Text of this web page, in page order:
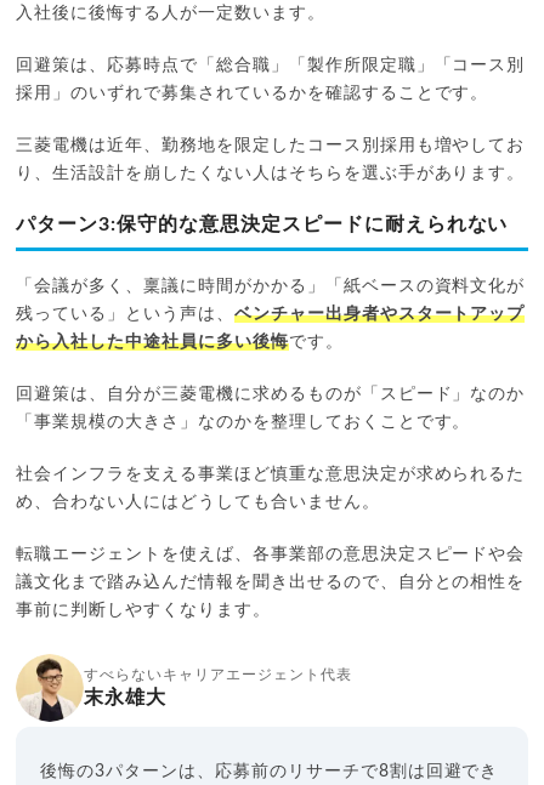
入社後に後悔する人が一定数います。
回避策は、応募時点で「総合職」「製作所限定職」「コース別
採用」のいずれで募集されているかを確認することです。
三菱電機は近年、勤務地を限定したコース別採用も増やしてお
り、生活設計を崩したくない人はそちらを選ぶ手があります。
パターン3:保守的な意思決定スピードに耐えられない
「会議が多く、稟議に時間がかかる」「紙ベースの資料文化が
残っている」という声は、 ベンチャー出身者やスタートアップ
から入社した中途社員に多い後悔です。
回避策は、自分が三菱電機に求めるものが「スピード」なのか
「事業規模の大きさ」なのかを整理しておくことです。
社会インフラを支える事業ほど慎重な意思決定が求められるた
め、合わない人にはどうしても合いません。
転職エージェントを使えば、各事業部の意思決定スピードや会
議文化まで踏み込んだ情報を聞き出せるので、自分との相性を
事前に判断しやすくなります。
すべらないキャリアエージェント代表
末永雄大
後悔の3パターンは、応募前のリサーチで8割は回避でき